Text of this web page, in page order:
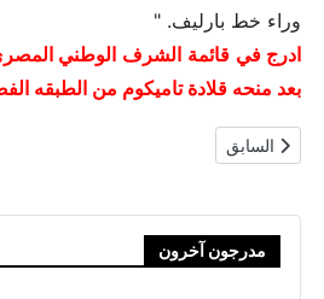
وراء خط بارليف. "
ادرج في قائمة الشرف الوطني
بعد منحه قلادة تاميكوم من الطبقه الفضية
المقال السابق: عريف مجند مقاتل / زغلول
السابق
مدرجون آخرون